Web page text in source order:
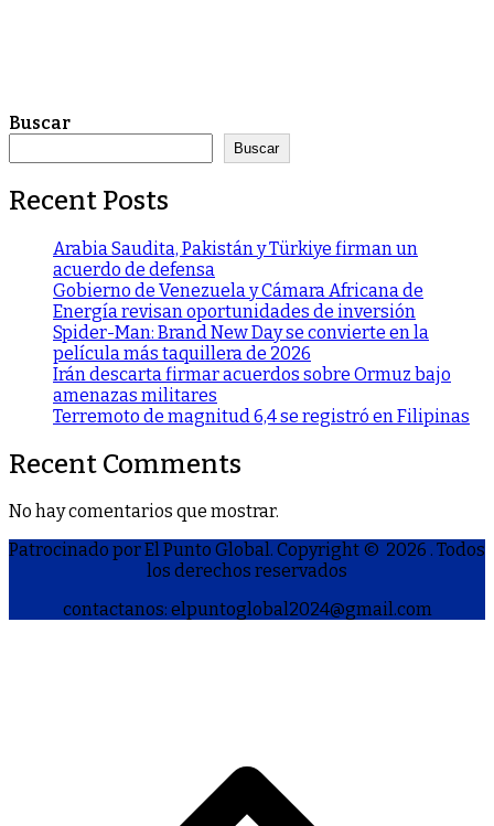
Buscar
Buscar
Recent Posts
Arabia Saudita, Pakistán y Türkiye firman un
acuerdo de defensa
Gobierno de Venezuela y Cámara Africana de
Energía revisan oportunidades de inversión
Spider-Man: Brand New Day se convierte en la
película más taquillera de 2026
Irán descarta firmar acuerdos sobre Ormuz bajo
amenazas militares
Terremoto de magnitud 6,4 se registró en Filipinas
Recent Comments
No hay comentarios que mostrar.
Patrocinado por El Punto Global. Copyright © 2026 . Todos
los derechos reservados
contactanos: elpuntoglobal2024@gmail.com